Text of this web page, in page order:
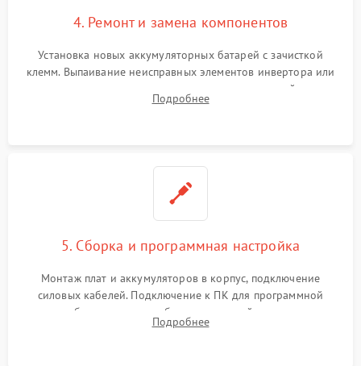
4. Ремонт и замена компонентов
Установка новых аккумуляторных батарей с зачисткой
клемм. Выпаивание неисправных элементов инвертора или
цепи зарядки и монтаж новых радиодеталей.
Восстановление поврежденных токоведущих дорожек и
Подробнее
5. Сборка и программная настройка
Монтаж плат и аккумуляторов в корпус, подключение
силовых кабелей. Подключение к ПК для программной
калибровки констант батареи, настройки порогов
срабатывания AVR и сброса счетчиков старения АКБ.
Подробнее